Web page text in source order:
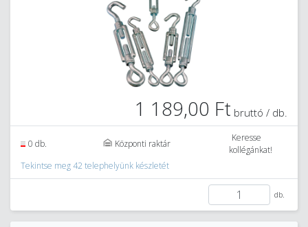
1 189,00 Ft bruttó / db.
0 db. Központi raktár
Keresse
kollégánkat!
Tekintse meg 42 telephelyünk készletét
db.